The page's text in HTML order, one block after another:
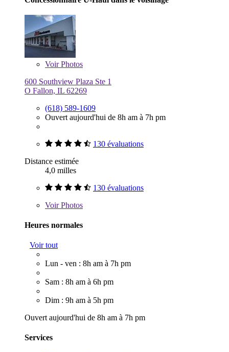
VoirPhotos
600 Southview Plaza Ste 1
O Fallon, IL 62269
(618) 589-1609
Ouvert aujourd'hui de 8h am à 7h pm
130 évaluations
Distance estimée
4,0 milles
130 évaluations
VoirPhotos
Heures normales
Voir tout
Lun - ven : 8h am à 7h pm
Sam : 8h am à 6h pm
Dim : 9h am à 5h pm
Ouvert aujourd'hui de 8h am à 7h pm
Services